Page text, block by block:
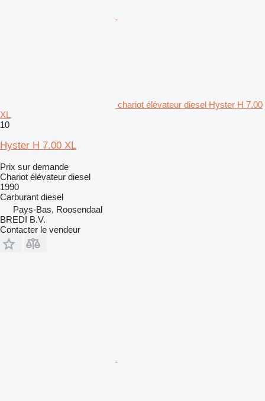
chariot élévateur diesel Hyster H 7.00
XL
10
Hyster H 7.00 XL
Prix sur demande
Chariot élévateur diesel
1990
Carburant diesel
Pays-Bas, Roosendaal
BREDI B.V.
Contacter le vendeur